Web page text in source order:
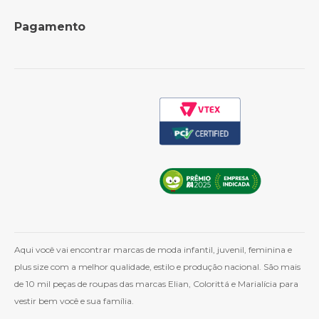
Política de Frete
Como Comprar
Pagamento
Aqui você vai encontrar marcas de moda infantil, juvenil, feminina e
plus size com a melhor qualidade, estilo e produção nacional. São mais
de 10 mil peças de roupas das marcas Elian, Colorittá e Marialícia para
vestir bem você e sua família.